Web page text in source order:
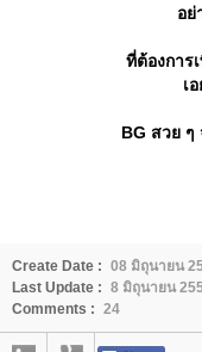
อย่
ที่ต้องการ
เ
BG สวย
Create Date : 08 มิถุนายน
Last Update : 8 มิถุนายน
Comments : 24